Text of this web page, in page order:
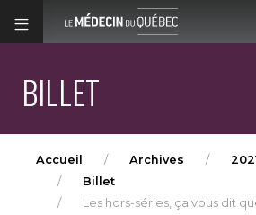
BILLET
Accueil Archives
Billet
Les hors-séries, ça vous dit